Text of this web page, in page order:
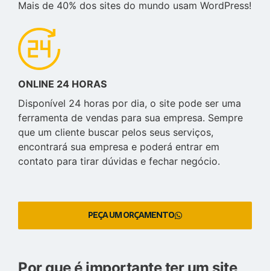
Mais de 40% dos sites do mundo usam WordPress!
ONLINE 24 HORAS
Disponível 24 horas por dia, o site pode ser uma
ferramenta de vendas para sua empresa. Sempre
que um cliente buscar pelos seus serviços,
encontrará sua empresa e poderá entrar em
contato para tirar dúvidas e fechar negócio.
PEÇA UM ORÇAMENTO